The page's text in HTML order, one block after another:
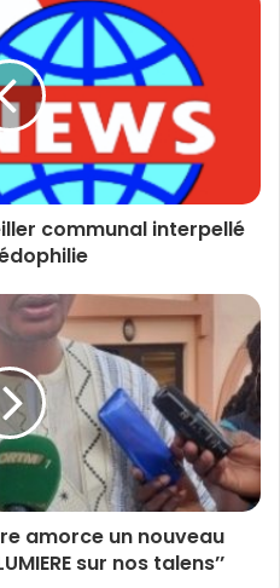
communal interpellé
amorce un nouveau
sur nos talens’’